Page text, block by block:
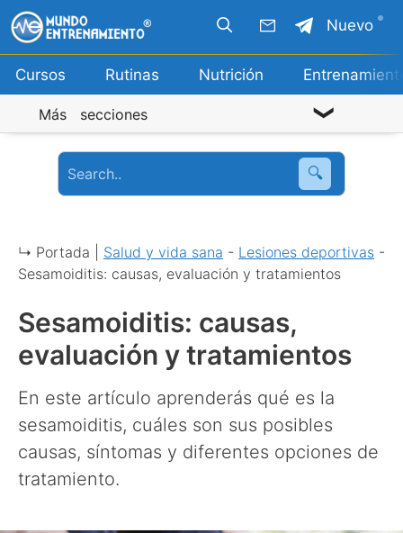
Saltar
al
contenido
Cursos Rutinas Nutrición
Nuevo
Más secciones
🔍
↳ Portada | Salud y vida sana - Lesiones deportivas -
Sesamoiditis: causas, evaluación y tratamientos
Sesamoiditis: causas,
evaluación y tratamientos
En este artículo aprenderás qué es la
sesamoiditis, cuáles son sus posibles
causas, síntomas y diferentes opciones de
tratamiento.